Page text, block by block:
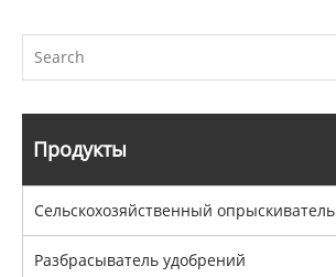
Продукты
Сельскохозяйственный опрыскиватель
Разбрасыватель удобрений